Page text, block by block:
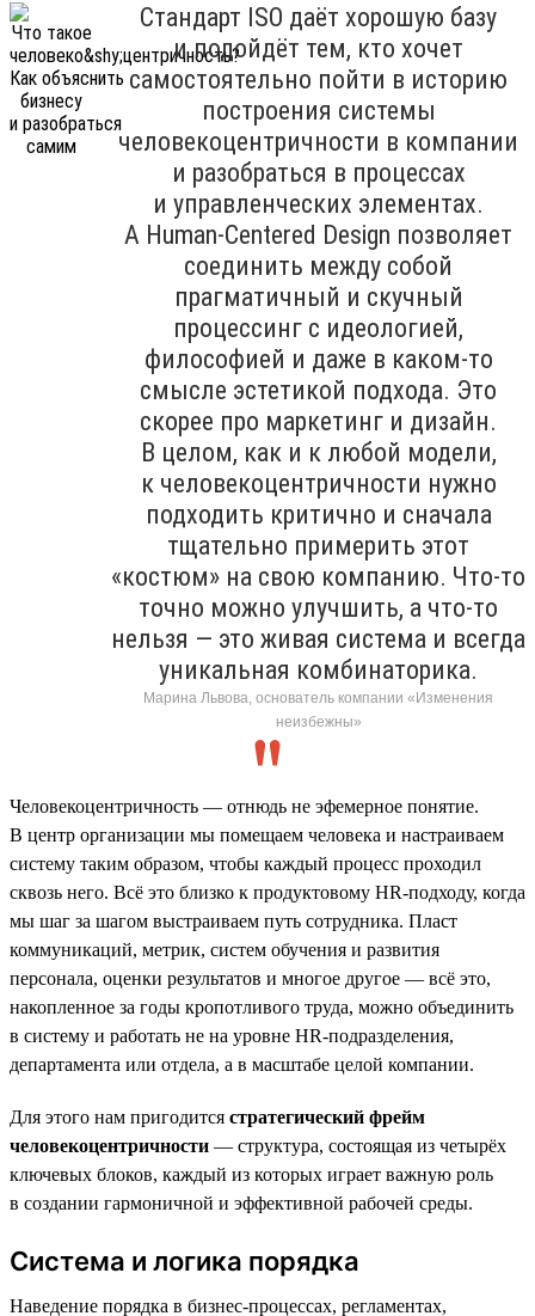
Стандарт ISO даёт хорошую базу
и подойдёт тем, кто хочет
самостоятельно пойти в историю
построения системы
человекоцентричности в компании
и разобраться в процессах
и управленческих элементах.
А Human-Centered Design позволяет
соединить между собой
прагматичный и скучный
процессинг с идеологией,
философией и даже в каком-то
смысле эстетикой подхода. Это
скорее про маркетинг и дизайн.
В целом, как и к любой модели,
к человекоцентричности нужно
подходить критично и сначала
тщательно примерить этот
«костюм» на свою компанию. Что-то
точно можно улучшить, а что-то
нельзя — это живая система и всегда
уникальная комбинаторика.
Марина Львова, основатель компании «Изменения
неизбежны»
Человекоцентричность — отнюдь не эфемерное понятие.
В центр организации мы помещаем человека и настраиваем
систему таким образом, чтобы каждый процесс проходил
сквозь него. Всё это близко к продуктовому HR-подходу, когда
мы шаг за шагом выстраиваем путь сотрудника. Пласт
коммуникаций, метрик, систем обучения и развития
персонала, оценки результатов и многое другое — всё это,
накопленное за годы кропотливого труда, можно объединить
в систему и работать не на уровне HR-подразделения,
департамента или отдела, а в масштабе целой компании.
Для этого нам пригодится стратегический фрейм
человекоцентричности — структура, состоящая из четырёх
ключевых блоков, каждый из которых играет важную роль
в создании гармоничной и эффективной рабочей среды.
Система и логика порядка
Наведение порядка в бизнес-процессах, регламентах,